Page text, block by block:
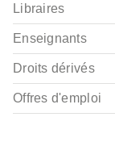
Libraires
Enseignants
Droits dérivés
Offres d'emploi